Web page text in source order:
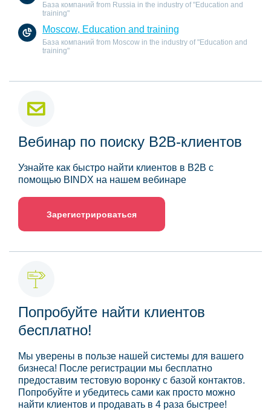
База компаний from Russia in the industry of "Education and
training"
Moscow, Education and training
База компаний from Moscow in the industry of "Education and
training"
Вебинар по поиску B2B-клиентов
Узнайте как быстро найти клиентов в B2B с
помощью BINDX на нашем вебинаре
Зарегистрироваться
Попробуйте найти клиентов
бесплатно!
Мы уверены в пользе нашей системы для вашего
бизнеса! После регистрации мы бесплатно
предоставим тестовую воронку с базой контактов.
Попробуйте и убедитесь сами как просто можно
найти клиентов и продавать в 4 раза быстрее!